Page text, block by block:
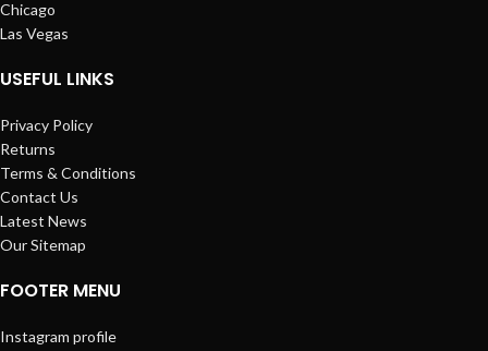
Chicago
Las Vegas
USEFUL LINKS
Privacy Policy
Returns
Terms & Conditions
Contact Us
Latest News
Our Sitemap
FOOTER MENU
Instagram profile